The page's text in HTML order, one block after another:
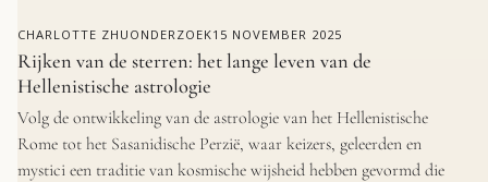
CHARLOTTE ZHU ONDERZOEK15 NOVEMBER 2025
Rijken van de sterren: het lange leven van de
Hellenistische astrologie
Volg de ontwikkeling van de astrologie van het Hellenistische
Rome tot het Sasanidische Perzië, waar keizers, geleerden en
mystici een traditie van kosmische wijsheid hebben gevormd die